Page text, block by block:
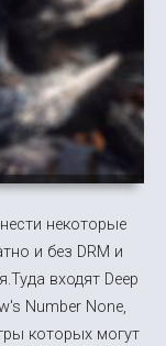
некоторые
и без DRM и
входят Deep
Number None,
которых могут